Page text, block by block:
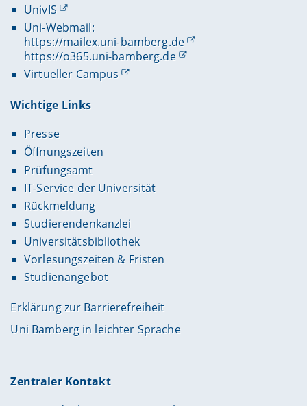
UnivIS
Uni-Webmail:
https://mailex.uni-bamberg.de
https://o365.uni-bamberg.de
Virtueller Campus
Wichtige Links
Presse
Öffnungszeiten
Prüfungsamt
IT-Service der Universität
Rückmeldung
Studierendenkanzlei
Universitätsbibliothek
Vorlesungszeiten & Fristen
Studienangebot
Erklärung zur Barrierefreiheit
Uni Bamberg in leichter Sprache
Zentraler Kontakt